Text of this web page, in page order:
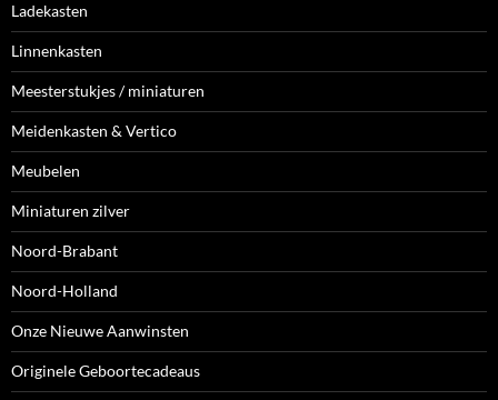
Ladekasten
Linnenkasten
Meesterstukjes / miniaturen
Meidenkasten & Vertico
Meubelen
Miniaturen zilver
Noord-Brabant
Noord-Holland
Onze Nieuwe Aanwinsten
Originele Geboortecadeaus